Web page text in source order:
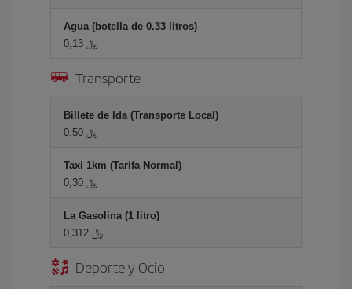
Agua (botella de 0.33 litros)
0,13 ﷼
Transporte
Billete de Ida (Transporte Local)
0,50 ﷼
Taxi 1km (Tarifa Normal)
0,30 ﷼
La Gasolina (1 litro)
0,312 ﷼
Deporte y Ocio